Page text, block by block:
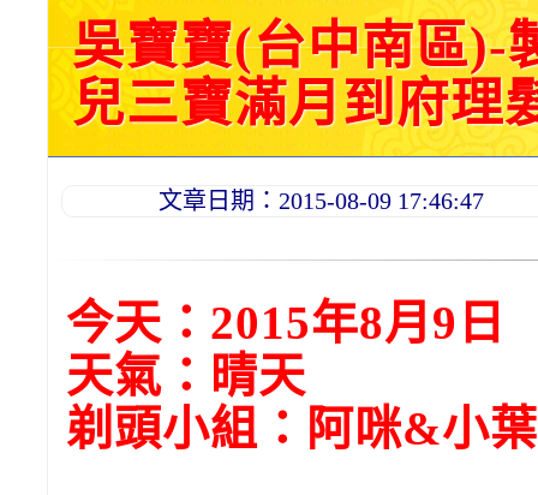
吳寶寶(台中南區)-
兒三寶滿月到府理
文章日期：2015-08-09 17:46:47
今天：2015年8月9日
天氣：晴天
剃頭小組：阿咪&小葉